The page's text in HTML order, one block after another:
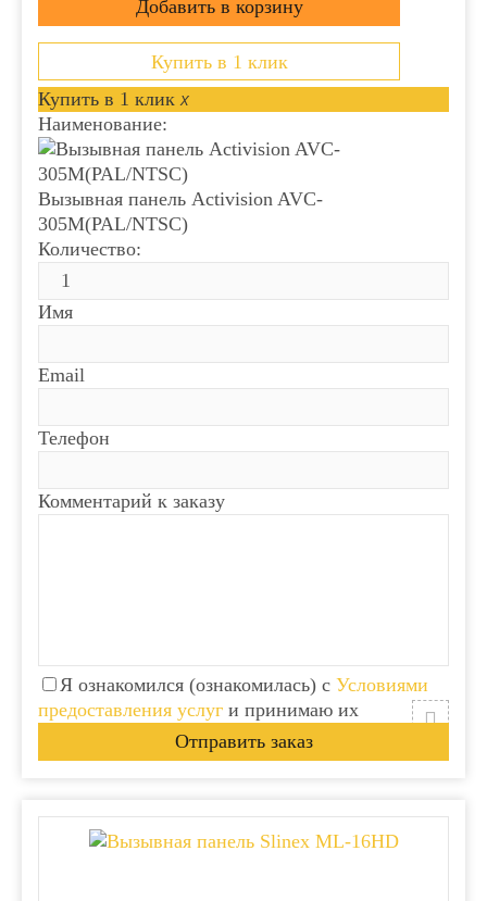
Купить в 1 клик
Купить в 1 клик x
Наименование:
Вызывная панель Activision AVC-
305M(PAL/NTSC)
Количество:
Имя
Email
Телефон
Комментарий к заказу
Я ознакомился (ознакомилась) с Условиями
предоставления услуг и принимаю их